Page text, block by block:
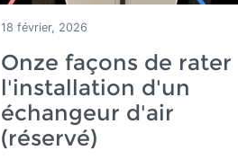
18 février, 2026
Onze façons de rater
l'installation d'un
échangeur d'air
(réservé)